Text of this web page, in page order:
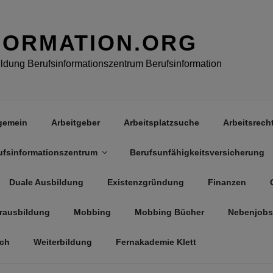
Berufsinformationszentrum Berufsinformation
Arbeitgeber Arbeitsplatzsuche
Berufsunfähigkeitsversicherung
Duale Ausbildung Existenzgründung Finanzen
Mobbing Mobbing Bücher Nebenjobs
Weiterbildung Fernakademie Klett